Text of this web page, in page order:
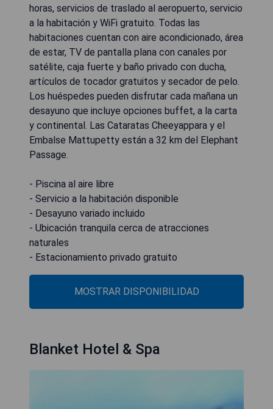
horas, servicios de traslado al aeropuerto, servicio
a la habitación y WiFi gratuito. Todas las
habitaciones cuentan con aire acondicionado, área
de estar, TV de pantalla plana con canales por
satélite, caja fuerte y baño privado con ducha,
artículos de tocador gratuitos y secador de pelo.
Los huéspedes pueden disfrutar cada mañana un
desayuno que incluye opciones buffet, a la carta
y continental. Las Cataratas Cheeyappara y el
Embalse Mattupetty están a 32 km del Elephant
Passage.
- Piscina al aire libre
- Servicio a la habitación disponible
- Desayuno variado incluido
- Ubicación tranquila cerca de atracciones
naturales
- Estacionamiento privado gratuito
MOSTRAR DISPONIBILIDAD
Blanket Hotel & Spa